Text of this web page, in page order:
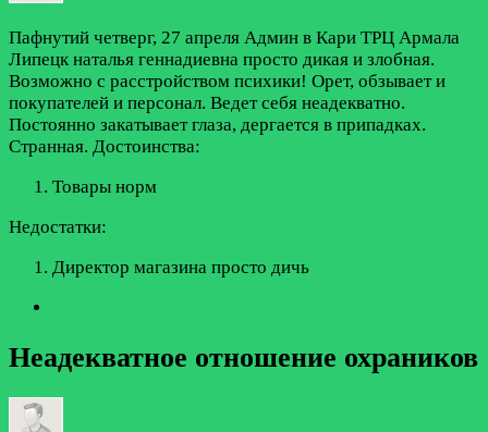
Пафнутий четверг, 27 апреля Админ в Кари ТРЦ Армала
Липецк наталья геннадиевна просто дикая и злобная.
Возможно с расстройством психики! Орет, обзывает и
покупателей и персонал. Ведет себя неадекватно.
Постоянно закатывает глаза, дергается в припадках.
Странная. Достоинства:
Товары норм
Недостатки:
Директор магазина просто дичь
Неадекватное отношение охраников